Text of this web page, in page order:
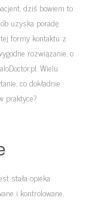
dziś bowiem to
uzyska poradę.
formy kontaktu z
rozwiązanie, o
Wielu
co dokładnie
praktyce?
stała opieka
i kontrolowane.